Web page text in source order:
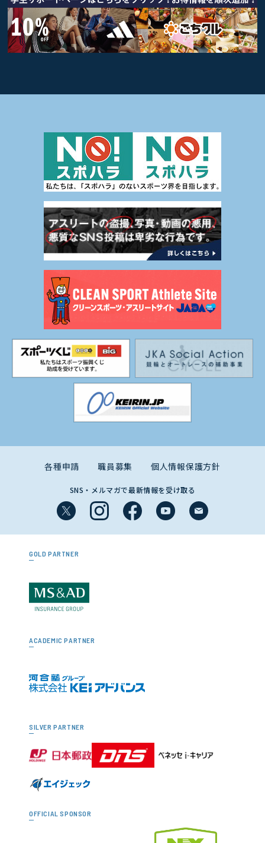
各種申請 職員募集 個人情報保護方針
SNS・メルマガで最新情報を受け取る
GOLD PARTNER
ACADEMIC PARTNER
SILVER PARTNER
OFFICIAL SPONSOR